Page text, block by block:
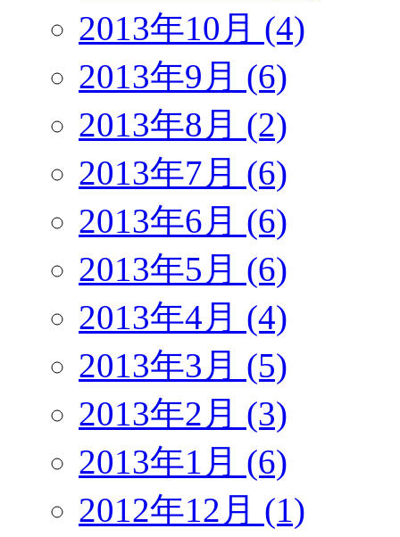
2013年10月 (4)
2013年9月 (6)
2013年8月 (2)
2013年7月 (6)
2013年6月 (6)
2013年5月 (6)
2013年4月 (4)
2013年3月 (5)
2013年2月 (3)
2013年1月 (6)
2012年12月 (1)